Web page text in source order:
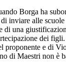
Borga ha
inviare alle
di una
dei figli.
proponente e di
di Maestri non è